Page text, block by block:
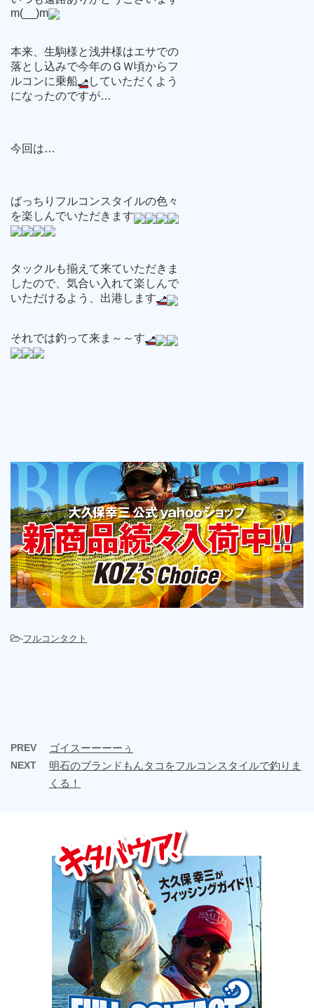
m(__)m
本来、生駒様と浅井様はエサでの
落とし込みで今年のＧＷ頃からフ
ルコンに乗船
していただくよう
になったのですが…
今回は…
ばっちりフルコンスタイルの色々
を楽しんでいただきます
タックルも揃えて来ていただきま
したので、気合い入れて楽しんで
いただけるよう、出港します
それでは釣って来ま～～す
-フルコンタクト
PREV ゴイスーーーーぅ
NEXT
明石のブランドもんタコをフルコンスタイルで釣りま
くる！